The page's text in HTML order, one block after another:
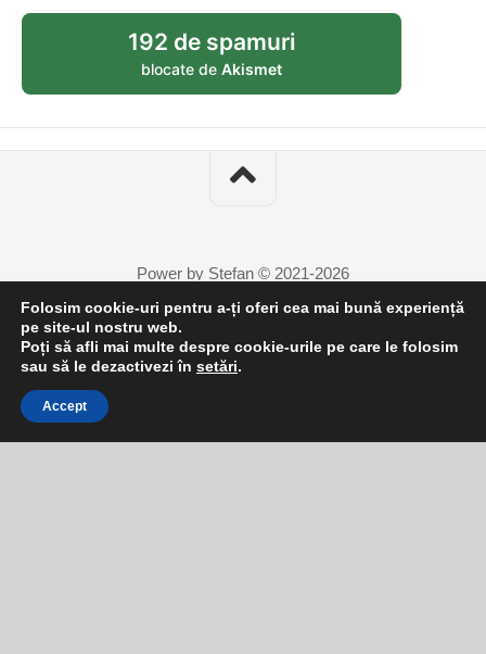
192 de spamuri
blocate de Akismet
Power by Stefan © 2021-2026
Folosim cookie-uri pentru a-ți oferi cea mai bună experiență
pe site-ul nostru web.
Poți să afli mai multe despre cookie-urile pe care le folosim
sau să le dezactivezi în setări.
Accept
7